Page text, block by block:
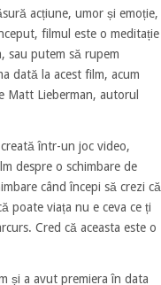
acțiune, umor și emoție,
filmul este o meditație
sau putem să rupem
dată la acest film, acum
Matt Lieberman, autorul
într-un joc video,
despre o schimbare de
când începi să crezi că
poate viața nu e ceva ce ți
Cred că aceasta este o
și a avut premiera în data